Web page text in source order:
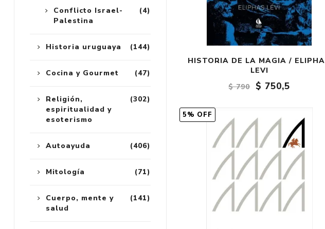
HISTORIA DE LA MAGIA /
LEVI
$ 790
$ 750,5
5% OFF
(4)
Conflicto Israel-
Palestina
(144)
Historia uruguaya
(47)
Cocina y Gourmet
(302)
Religión,
espiritualidad y
esoterismo
(406)
Autoayuda
(71)
Mitología
(141)
Cuerpo, mente y
salud